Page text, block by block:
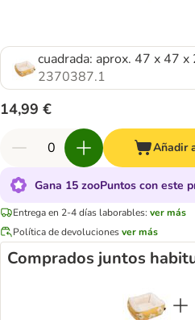
cuadrada: aprox. 47 x 47
2370387.1
14,99 €
Añadir
Gana 15 zooPuntos con este
Entrega en 2-4 días laborables: ver más
Política de devolucionesver más
Comprados juntos